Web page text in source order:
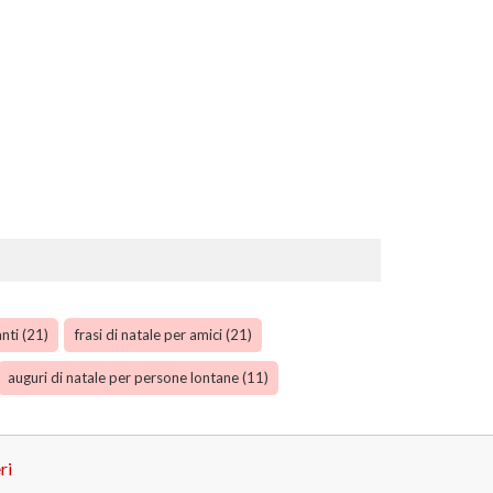
(21) frasi di natale per amici (21)
auguri di natale per persone lontane (11)